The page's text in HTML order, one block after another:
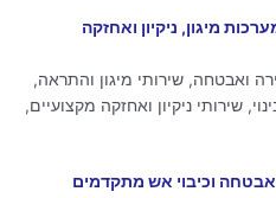
מיגון, ניקיון ואחזקה
ואבטחה, שירותי מיגון והתראה,
שירותי ניקיון ואחזקה מקצועיים,
אבטחה וכיבוי אש מתקדמים